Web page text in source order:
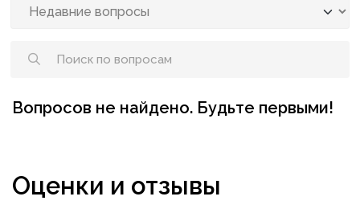
Вопросов не найдено. Будьте первыми!
Оценки и отзывы